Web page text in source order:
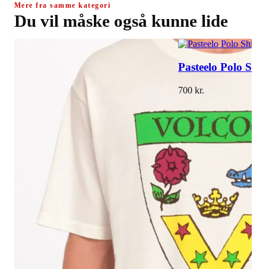
Mere fra samme kategori
Du vil måske også kunne lide
Pasteelo Polo
700 kr.